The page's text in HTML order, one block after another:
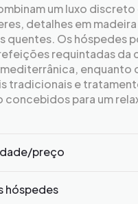
um luxo
detalhes em
quentes. Os hóspedes
requintadas da
enquanto
tradicionais e
concebidos para um
preço
hóspedes